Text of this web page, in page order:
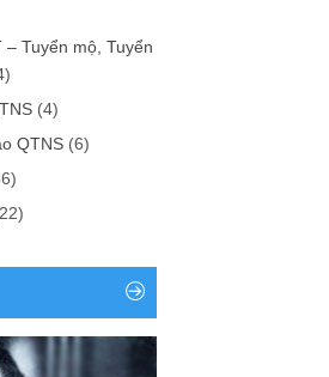
Tuyển mộ, Tuyển
(4)
QTNS (6)